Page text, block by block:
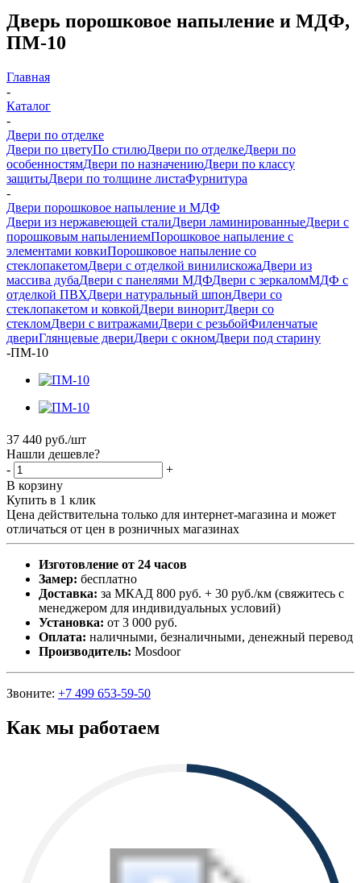
Дверь порошковое напыление и МДФ,
ПМ-10
Главная
-
Каталог
-
Двери по отделке
Двери по цветуПо стилюДвери по отделкеДвери по
особенностямДвери по назначениюДвери по классу
защитыДвери по толщине листаФурнитура
-
Двери порошковое напыление и МДФ
Двери из нержавеющей сталиДвери ламинированныеДвери с
порошковым напылениемПорошковое напыление с
элементами ковкиПорошковое напыление со
стеклопакетомДвери с отделкой винилискожаДвери из
массива дубаДвери с панелями МДФДвери с зеркаломМДФ с
отделкой ПВХДвери натуральный шпонДвери со
стеклопакетом и ковкойДвери виноритДвери со
стекломДвери с витражамиДвери с резьбойФиленчатые
двериГлянцевые двериДвери с окномДвери под старину
-ПМ-10
37 440 руб./шт
Нашли дешевле?
-
+
В корзину
Купить в 1 клик
Цена действительна только для интернет-магазина и может
отличаться от цен в розничных магазинах
Изготовление от 24 часов
Замер: бесплатно
Доставка: за МКАД 800 руб. + 30 руб./км (свяжитесь с
менеджером для индивидуальных условий)
Установка: от 3 000 руб.
Оплата: наличными, безналичными, денежный перевод
Производитель: Mosdoor
Звоните: +7 499 653-59-50
Как мы работаем